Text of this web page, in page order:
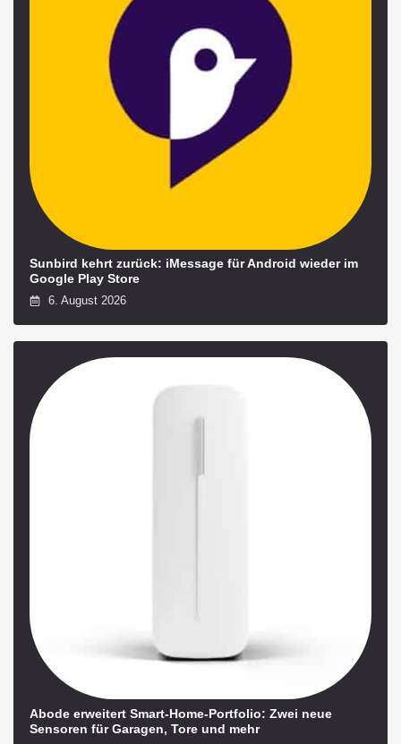
Sunbird kehrt zurück: iMessage für Android wieder im
Google Play Store
6. August 2026
Abode erweitert Smart-Home-Portfolio: Zwei neue
Sensoren für Garagen, Tore und mehr